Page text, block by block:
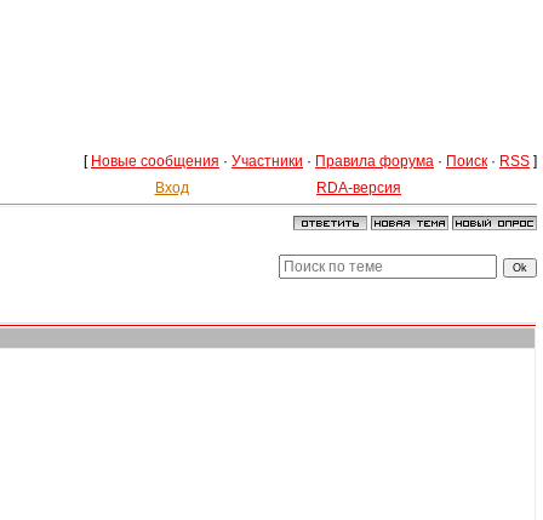
[ Новые сообщения · Участники · Правила форума · Поиск · RSS ]
Вход RDA-версия